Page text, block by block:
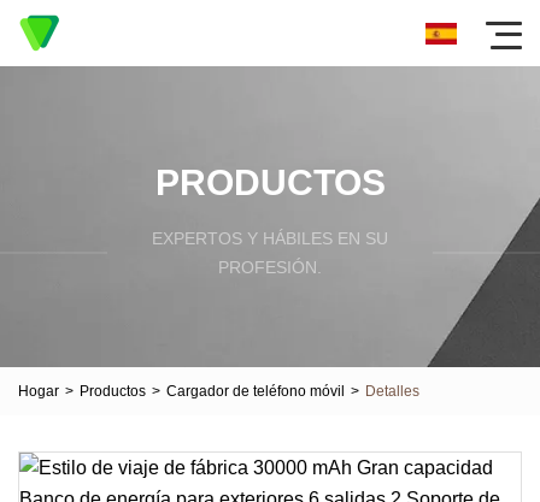
PRODUCTOS
EXPERTOS Y HÁBILES EN SU
PROFESIÓN.
Hogar > Productos > Cargador de teléfono móvil > Detalles